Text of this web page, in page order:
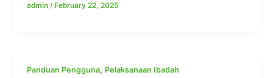
admin/February 22, 2025
Panduan Pengguna, Pelaksanaan Ibadah